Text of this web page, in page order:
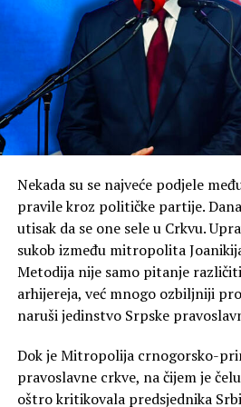
Na pitanje da li je NSD ostala
zalagala, kazao je kako je to
Knežević ne isključuje mogućnost
godine bude formirana Vlada čiji
formirali Vladu bez ovih koji hoće
Satlera, prva odluka koju ću
otpriznavanje Kosova. Kao
da sam ja bio premijer i od 2023,
nacionalne interese”, poručio je
Nekada su se najveće podjele
pravile kroz političke partije.
utisak da se one sele u Crkvu.
sukob između mitropolita
Metodija nije samo pitanje
arhijereja, već mnogo ozbiljniji
naruši jedinstvo Srpske
Dok je Mitropolija crnogorsko-
pravoslavne crkve, na čijem je
oštro kritikovala predsjednika